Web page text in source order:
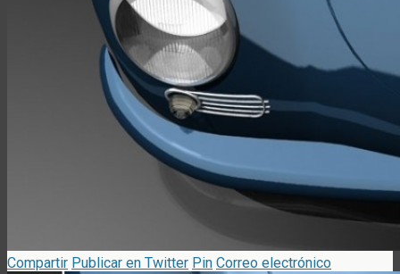
Compartir Publicar en Twitter Pin Correo electrónico